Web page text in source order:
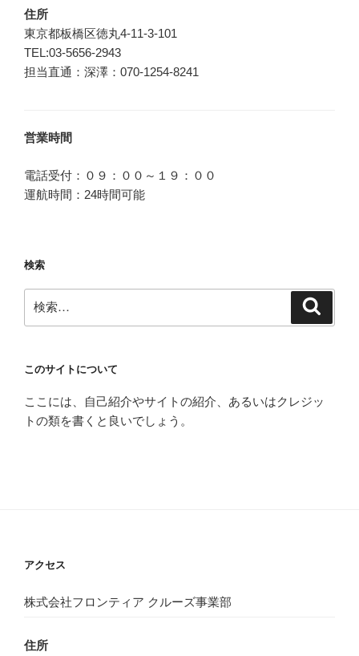
住所
東京都板橋区徳丸4-11-3-101
TEL:03-5656-2943
担当直通：深澤：070-1254-8241
営業時間
電話受付：０９：００～１９：００
運航時間：24時間可能
検索
索:
このサイトについて
ここには、自己紹介やサイトの紹介、あるいはクレジッ
トの類を書くと良いでしょう。
アクセス
株式会社フロンティア クルーズ事業部
住所